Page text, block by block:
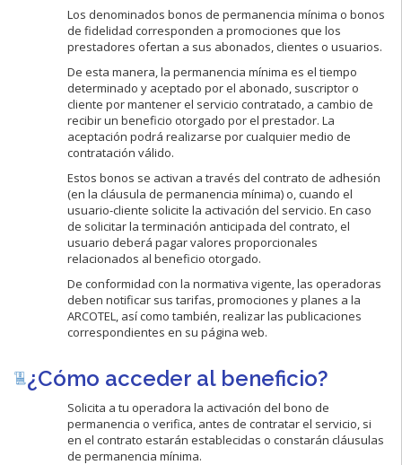
Los denominados bonos de permanencia mínima o bonos
de fidelidad corresponden a promociones que los
prestadores ofertan a sus abonados, clientes o usuarios.
De esta manera, la permanencia mínima es el tiempo
determinado y aceptado por el abonado, suscriptor o
cliente por mantener el servicio contratado, a cambio de
recibir un beneficio otorgado por el prestador. La
aceptación podrá realizarse por cualquier medio de
contratación válido.
Estos bonos se activan a través del contrato de adhesión
(en la cláusula de permanencia mínima) o, cuando el
usuario-cliente solicite la activación del servicio. En caso
de solicitar la terminación anticipada del contrato, el
usuario deberá pagar valores proporcionales
relacionados al beneficio otorgado.
De conformidad con la normativa vigente, las operadoras
deben notificar sus tarifas, promociones y planes a la
ARCOTEL, así como también, realizar las publicaciones
correspondientes en su página web.
¿Cómo acceder al beneficio?
Solicita a tu operadora la activación del bono de
permanencia o verifica, antes de contratar el servicio, si
en el contrato estarán establecidas o constarán cláusulas
de permanencia mínima.